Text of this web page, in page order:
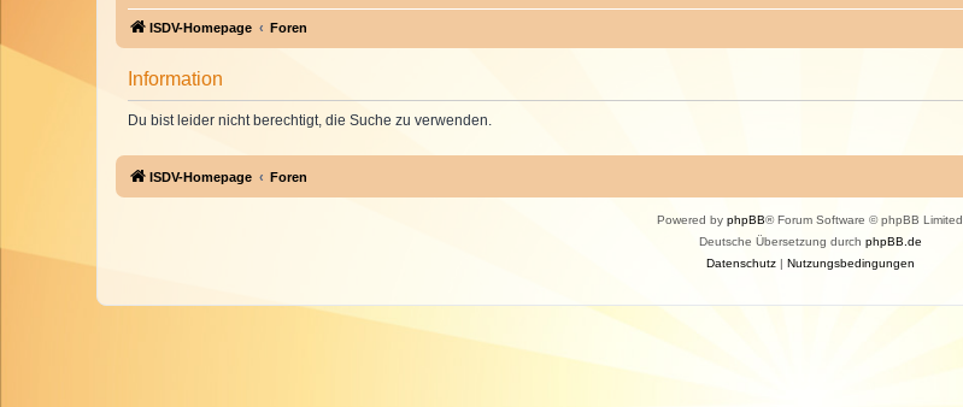
ISDV-Homepage Foren
Information
Du bist leider nicht berechtigt, die Suche zu verwenden.
ISDV-Homepage Foren
Powered by phpBB® Forum Software © phpBB Limited
Deutsche Übersetzung durch phpBB.de
Datenschutz| Nutzungsbedingungen